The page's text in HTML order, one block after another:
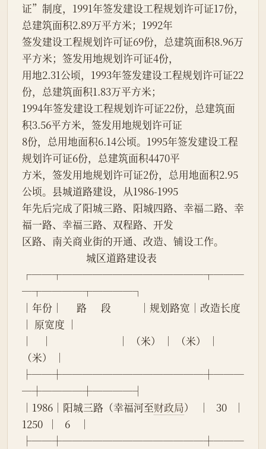
证”制度，1991年签发建设工程规划许可证17份，
总建筑面积2.89万平方米；1992年
签发建设工程规划许可证69份，总建筑面积8.96万
平方米；签发用地规划许可证4份，
用地2.31公顷，1993年签发建设工程规划许可证22
份，总建筑面积1.83万平方米；
1994年签发建设工程规划许可证22份，总建筑面
积3.56平方米，签发用地规划许可证
8份，总用地面积6.14公顷。1995年签发建设工程
规划许可证6份，总建筑面积4470平
方米，签发用地规划许可证2份，总用地面积2.95
公顷。县城道路建设，从1986-1995
年先后完成了阳城三路、阳城四路、幸福二路、幸
福一路、幸福三路、双程路、开发
区路、南关商业街的开通、改造、铺设工作。
                           城区道路建设表
┌──┬──────────────┬───
─┬────┬────┐
│年份│      路      段            │规划路宽│改造长度
│ 原宽度 │
│    │                            │ （米） │ （米） │
（米） │
├──┼──────────────┼───
─┼────┼────┤
│1986│阳城三路（幸福河至财政局）  │   30   │
1250  │   6    │
├──┼──────────────┼───